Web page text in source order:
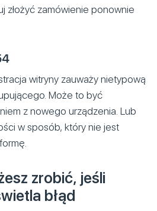
złożyć zamówienie ponownie
witryny zauważy nietypową
Może to być
z nowego urządzenia. Lub
w sposób, który nie jest
zrobić, jeśli
błąd